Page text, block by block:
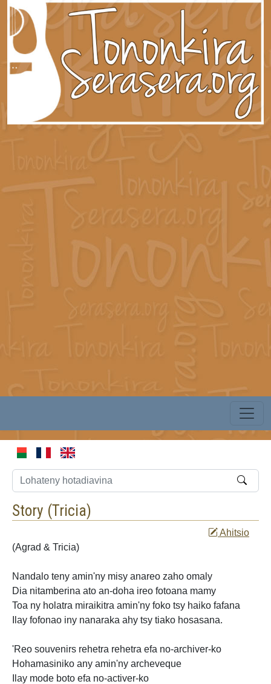
Story (Tricia)
Ahitsio
(Agrad & Tricia)
Nandalo teny amin'ny misy anareo zaho omaly
Dia nitamberina ato an-doha ireo fotoana mamy
Toa ny holatra miraikitra amin'ny foko tsy haiko fafana
Ilay fofonao iny nanaraka ahy tsy tiako hosasana.
'Reo souvenirs rehetra rehetra efa no-archiver-ko
Hohamasiniko any amin'ny archeveque
Ilay mode boto efa no-activer-ko